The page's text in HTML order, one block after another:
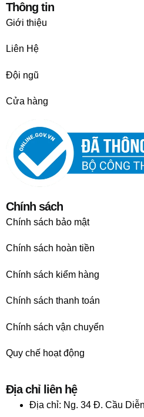
Thông tin
Giới thiệu
Liên Hệ
Đội ngũ
Cửa hàng
Chính sách
Chính sách bảo mật
Chính sách hoàn tiền
Chính sách kiểm hàng
Chính sách thanh toán
Chính sách vận chuyển
Quy chế hoạt động
Địa chỉ liên hệ
Địa chỉ: Ng. 34 Đ. Cầu